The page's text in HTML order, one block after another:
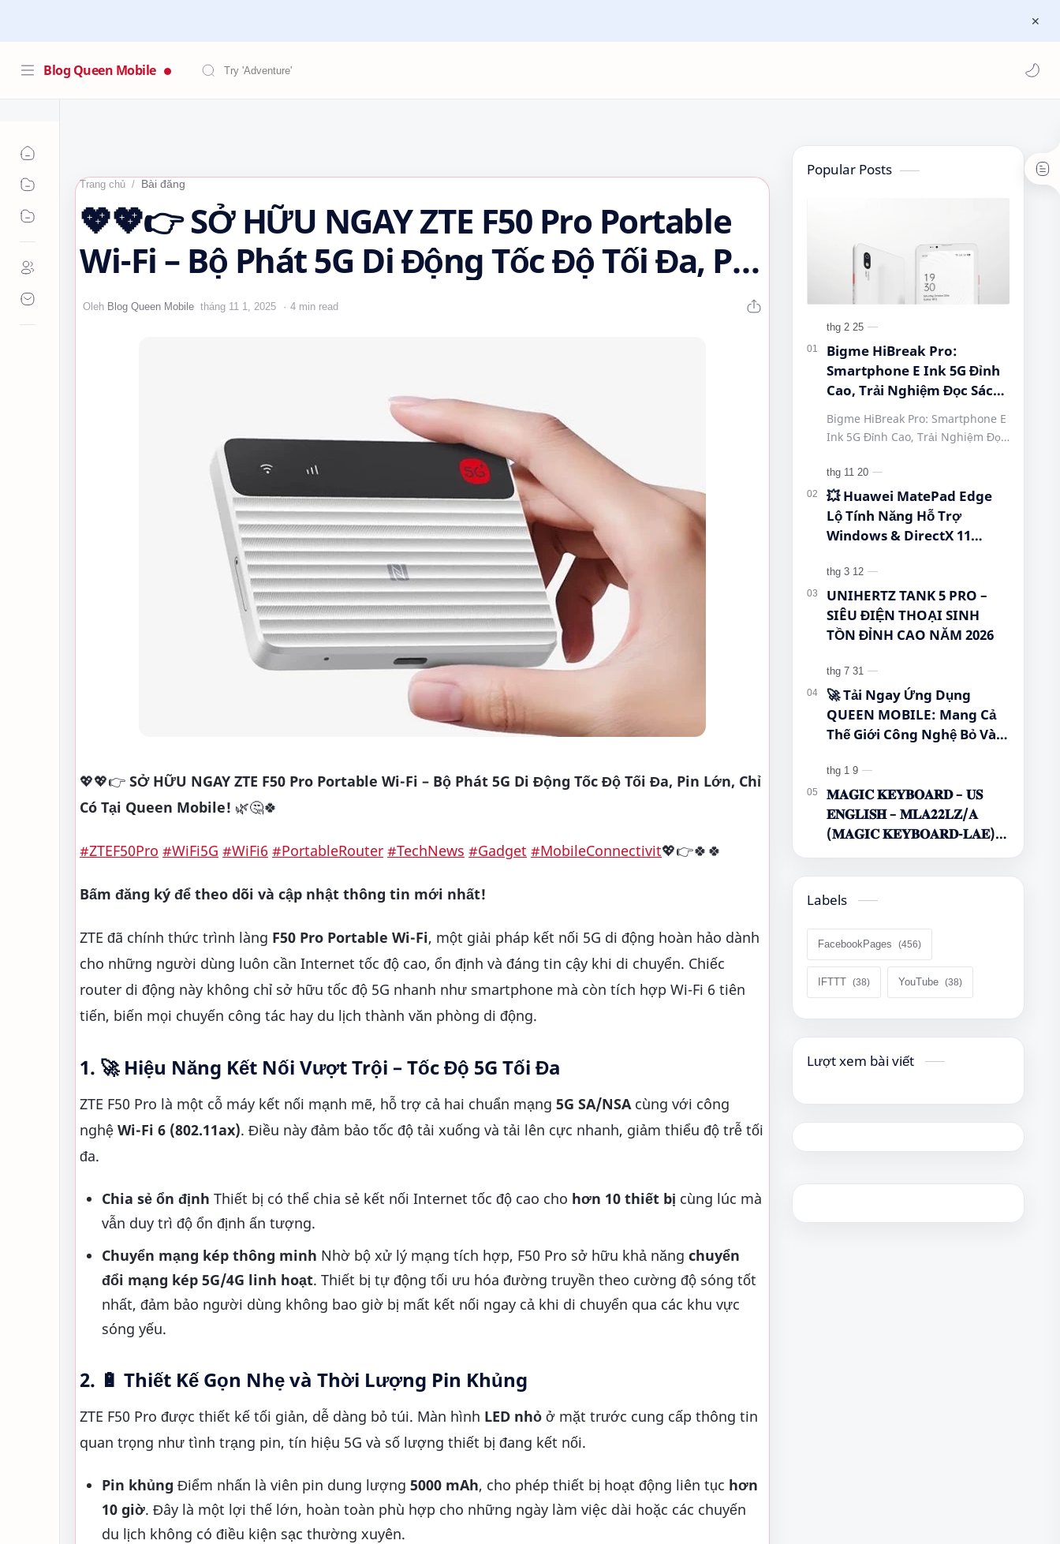
Blog Queen Mobile
Trang chủ Bài đăng
💖💖👉 SỞ HỮU NGAY ZTE F50 Pro Portable
Wi-Fi – Bộ Phát 5G Di Động Tốc Độ Tối Đa, Pin
Lớn, Chỉ Có Tại Queen Mobile! 🌿🤔🍀
4 min read
💖💖👉 SỞ HỮU NGAY ZTE F50 Pro Portable Wi-Fi – Bộ Phát 5G Di Động Tốc Độ Tối Đa, Pin Lớn, Chỉ
Có Tại Queen Mobile! 🌿🤔🍀
#ZTEF50Pro #WiFi5G #WiFi6 #PortableRouter #TechNews #Gadget #MobileConnectivit💖👉🍀🍀
Bấm đăng ký để theo dõi và cập nhật thông tin mới nhất!
ZTE đã chính thức trình làng F50 Pro Portable Wi-Fi, một giải pháp kết nối 5G di động hoàn hảo dành
cho những người dùng luôn cần Internet tốc độ cao, ổn định và đáng tin cậy khi di chuyển. Chiếc
router di động này không chỉ sở hữu tốc độ 5G nhanh như smartphone mà còn tích hợp Wi-Fi 6 tiên
tiến, biến mọi chuyến công tác hay du lịch thành văn phòng di động.
1. 🚀 Hiệu Năng Kết Nối Vượt Trội – Tốc Độ 5G Tối Đa
ZTE F50 Pro là một cỗ máy kết nối mạnh mẽ, hỗ trợ cả hai chuẩn mạng 5G SA/NSAcùng với công
nghệ Wi-Fi 6 (802.11ax). Điều này đảm bảo tốc độ tải xuống và tải lên cực nhanh, giảm thiểu độ trễ tối
đa.
Chia sẻ ổn định Thiết bị có thể chia sẻ kết nối Internet tốc độ cao cho hơn 10 thiết bị cùng lúc mà
vẫn duy trì độ ổn định ấn tượng.
Chuyển mạng kép thông minh Nhờ bộ xử lý mạng tích hợp, F50 Pro sở hữu khả năng chuyển
đổi mạng kép 5G/4G linh hoạt. Thiết bị tự động tối ưu hóa đường truyền theo cường độ sóng tốt
nhất, đảm bảo người dùng không bao giờ bị mất kết nối ngay cả khi di chuyển qua các khu vực
sóng yếu.
2. 🔋 Thiết Kế Gọn Nhẹ và Thời Lượng Pin Khủng
ZTE F50 Pro được thiết kế tối giản, dễ dàng bỏ túi. Màn hình LED nhỏ ở mặt trước cung cấp thông tin
quan trọng như tình trạng pin, tín hiệu 5G và số lượng thiết bị đang kết nối.
Pin khủng Điểm nhấn là viên pin dung lượng 5000 mAh, cho phép thiết bị hoạt động liên tục hơn
10 giờ. Đây là một lợi thế lớn, hoàn toàn phù hợp cho những ngày làm việc dài hoặc các chuyến
du lịch không có điều kiện sạc thường xuyên.
Popular Posts
Bigme HiBreak Pro:
Smartphone E Ink 5G Đỉnh
Cao, Trải Nghiệm Đọc Sách
Mobile! #BigmeHiBreakPro
#SmartphoneEInk
#QueenMobile
#HiBreakPro5G
#DienThoaiDocSach
#CongNgheMoi
#EInkPhone
#5GSmartphone
Bigme HiBreak Pro: Smartphone E
Ink 5G Đỉnh Cao, Trải Nghiệm Đọc
#BigmeHiBreakPro
#SmartphoneEInk #QueenMobile
#Hi…
💥 Huawei MatePad Edge
Lộ Tính Năng Hỗ Trợ
Windows & DirectX 11
UNIHERTZ TANK 5 PRO –
SIÊU ĐIỆN THOẠI SINH
TỒN ĐỈNH CAO NĂM 2026
🚀 Tải Ngay Ứng Dụng
QUEEN MOBILE: Mang Cả
Thế Giới Công Nghệ Bỏ Vào
𝐌𝐀𝐆𝐈𝐂 𝐊𝐄𝐘𝐁𝐎𝐀𝐑𝐃 – 𝐔𝐒
𝐄𝐍𝐆𝐋𝐈𝐒𝐇 – 𝐌𝐋𝐀𝟐𝟐𝐋𝐙/𝐀
(𝐌𝐀𝐆𝐈𝐂 𝐊𝐄𝐘𝐁𝐎𝐀𝐑𝐃-𝐋𝐀𝐄)
Labels
FacebookPages
IFTTT YouTube
Lượt xem bài viết